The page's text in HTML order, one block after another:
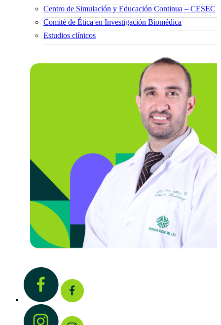
Centro de Simulación y Educación Continua – CESEC
Comité de Ética en Investigación Biomédica
Estudios clínicos